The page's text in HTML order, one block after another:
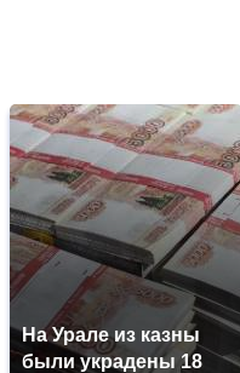
На Урале из казны
были украдены 18